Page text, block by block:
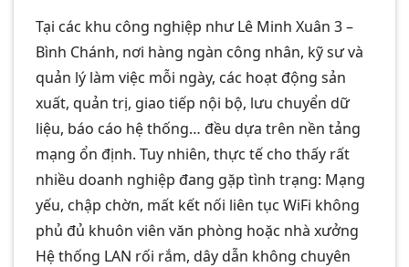
Tại các khu công nghiệp như Lê Minh Xuân 3 –
Bình Chánh, nơi hàng ngàn công nhân, kỹ sư và
quản lý làm việc mỗi ngày, các hoạt động sản
xuất, quản trị, giao tiếp nội bộ, lưu chuyển dữ
liệu, báo cáo hệ thống… đều dựa trên nền tảng
mạng ổn định. Tuy nhiên, thực tế cho thấy rất
nhiều doanh nghiệp đang gặp tình trạng: Mạng
yếu, chập chờn, mất kết nối liên tục WiFi không
phủ đủ khuôn viên văn phòng hoặc nhà xưởng
Hệ thống LAN rối rắm, dây dẫn không chuyên